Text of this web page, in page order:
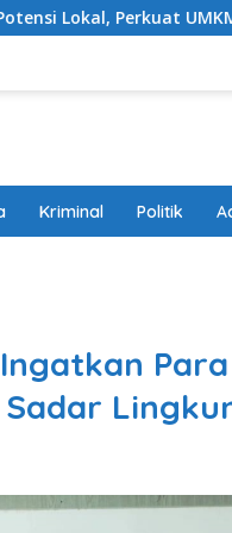
UMKM hingga Libatkan
Kriminal Politik